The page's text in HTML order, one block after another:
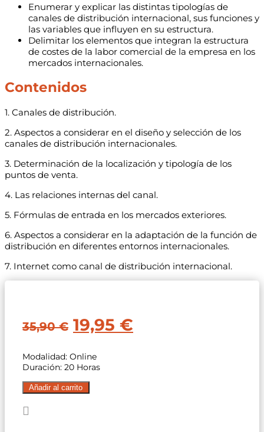
Enumerar y explicar las distintas tipologías de
canales de distribución internacional, sus funciones y
las variables que influyen en su estructura.
Delimitar los elementos que integran la estructura
de costes de la labor comercial de la empresa en los
mercados internacionales.
Contenidos
1. Canales de distribución.
2. Aspectos a considerar en el diseño y selección de los
canales de distribución internacionales.
3. Determinación de la localización y tipología de los
puntos de venta.
4. Las relaciones internas del canal.
5. Fórmulas de entrada en los mercados exteriores.
6. Aspectos a considerar en la adaptación de la función de
distribución en diferentes entornos internacionales.
7. Internet como canal de distribución internacional.
35,90€ El
original
era:
19,95 €
Modalidad: Online
Duración: 20 Horas
Política
de
distribución
Añadir al carrito
